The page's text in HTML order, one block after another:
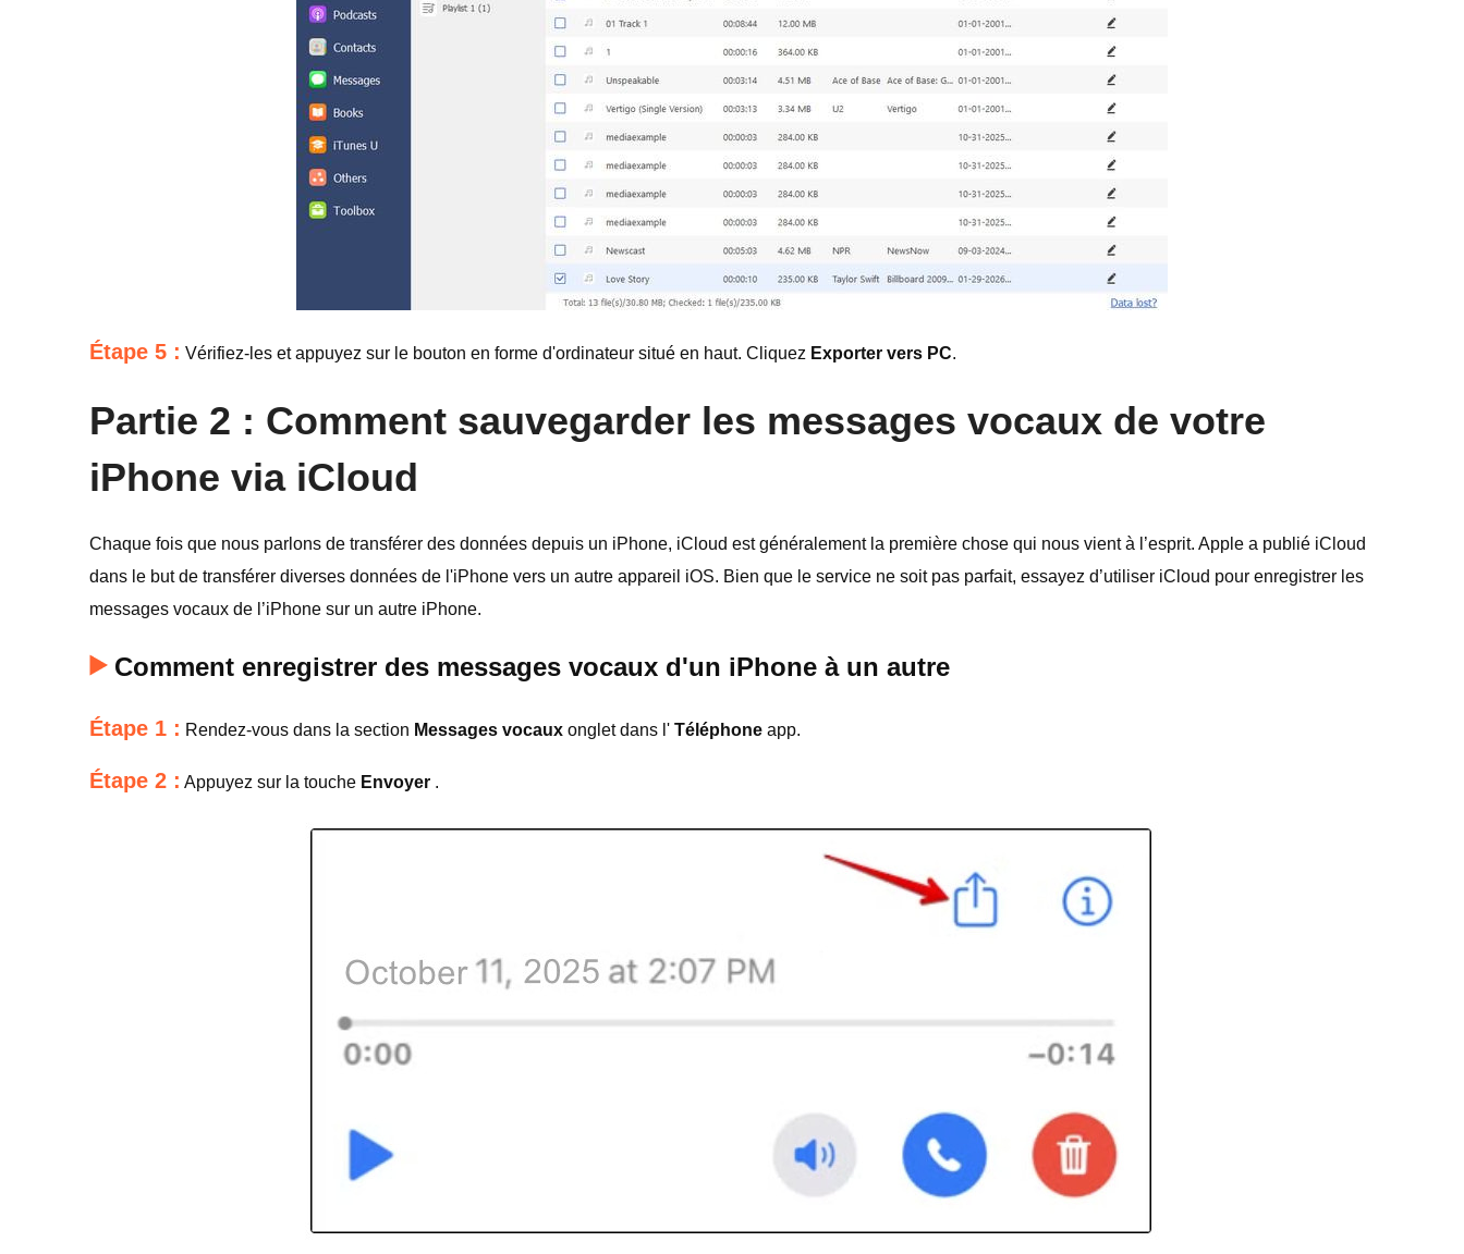
Étape 5 : Vérifiez-les et appuyez sur le bouton en forme d'ordinateur situé en haut. Cliquez Exporter vers PC.
Partie 2 : Comment sauvegarder les messages vocaux de votre
iPhone via iCloud
Chaque fois que nous parlons de transférer des données depuis un iPhone, iCloud est généralement la première chose qui nous vient à l’esprit. Apple a publié iCloud
dans le but de transférer diverses données de l'iPhone vers un autre appareil iOS. Bien que le service ne soit pas parfait, essayez d’utiliser iCloud pour enregistrer les
messages vocaux de l’iPhone sur un autre iPhone.
Comment enregistrer des messages vocaux d'un iPhone à un autre
Étape 1 : Rendez-vous dans la section Messages vocaux onglet dans l' Téléphone app.
Étape 2 : Appuyez sur la touche Envoyer .